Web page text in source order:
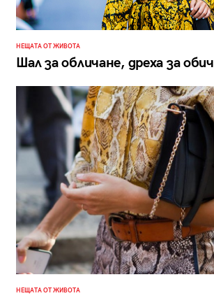
НЕЩАТА ОТ ЖИВОТА
Шал за обличане, дреха за
НЕЩАТА ОТ ЖИВОТА